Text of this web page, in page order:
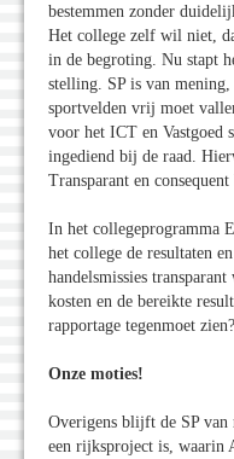
bestemmen zonder
Het college zelf wil niet,
in de begroting. Nu stapt
stelling. SP is van
sportvelden vrij moet
voor het ICT en Vastgoed
ingediend bij de raad.
Transparant en consequent
In het collegeprogramma
het college de resultaten
handelsmissies
kosten en de bereikte
rapportage tegenmoet zien?
Onze moties!
Overigens blijft de SP van
een rijksproject is, waarin